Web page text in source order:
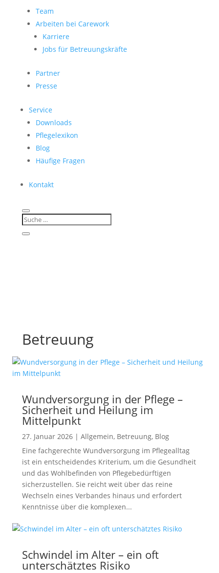
Team
Arbeiten bei Carework
Karriere
Jobs für Betreuungskräfte
Partner
Presse
Service
Downloads
Pflegelexikon
Blog
Häufige Fragen
Kontakt
Betreuung
Wundversorgung in der Pflege –
Sicherheit und Heilung im
Mittelpunkt
27. Januar 2026| Allgemein, Betreuung, Blog
Eine fachgerechte Wundversorgung im Pflegealltag
ist ein entscheidendes Kriterium, um die Gesundheit
und das Wohlbefinden von Pflegebedürftigen
sicherzustellen. Sie reicht weit über das reine
Wechseln eines Verbandes hinaus und erfordert
Kenntnisse über die komplexen...
Schwindel im Alter – ein oft
unterschätztes Risiko